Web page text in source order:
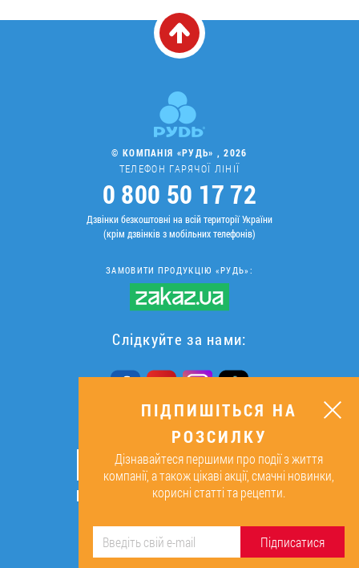
© КОМПАНІЯ «РУДЬ» , 2026
ТЕЛЕФОН ГАРЯЧОЇ ЛІНІЇ
0 800 50 17 72
Дзвінки безкоштовні на всій території України
(крім дзвінків з мобільних телефонів)
ЗАМОВИТИ ПРОДУКЦІЮ «РУДЬ»:
Слідкуйте за нами:
ПІДПИШІТЬСЯ НА РОЗСИЛКУ
ОК
Підписуючись, я даю згоду на
ПІДПИШІТЬСЯ НА
РОЗСИЛКУ
Дізнавайтеся першими про події з життя
компанії, а також цікаві акції, смачні новинки,
корисні статті та рецепти.
Підписатися